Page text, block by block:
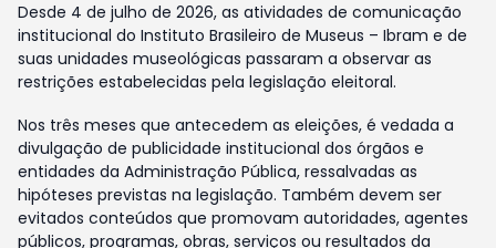
Desde 4 de julho de 2026, as atividades de comunicação
institucional do Instituto Brasileiro de Museus – Ibram e de
suas unidades museológicas passaram a observar as
restrições estabelecidas pela legislação eleitoral.
Nos três meses que antecedem as eleições, é vedada a
divulgação de publicidade institucional dos órgãos e
entidades da Administração Pública, ressalvadas as
hipóteses previstas na legislação. Também devem ser
evitados conteúdos que promovam autoridades, agentes
públicos, programas, obras, serviços ou resultados da